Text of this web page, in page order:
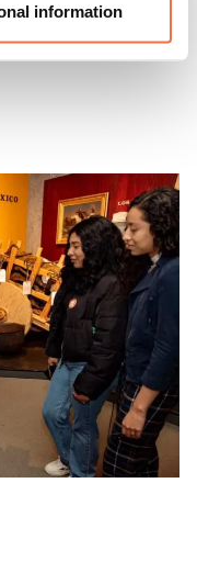
information
Naturales de
entradas para las